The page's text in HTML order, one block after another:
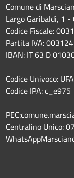
Comune di
Largo Garibaldi, 1
Codice Fiscale:
Partita IVA:
IBAN: IT 63 D
Codice Univoco:
Codice IPA: c_e975
Centralino Unico: